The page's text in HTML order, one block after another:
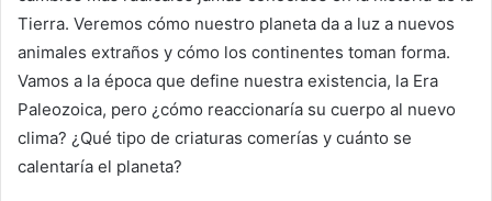
Tierra. Veremos cómo nuestro planeta da a luz a nuevos
animales extraños y cómo los continentes toman forma.
Vamos a la época que define nuestra existencia, la Era
Paleozoica, pero ¿cómo reaccionaría su cuerpo al nuevo
clima? ¿Qué tipo de criaturas comerías y cuánto se
calentaría el planeta?